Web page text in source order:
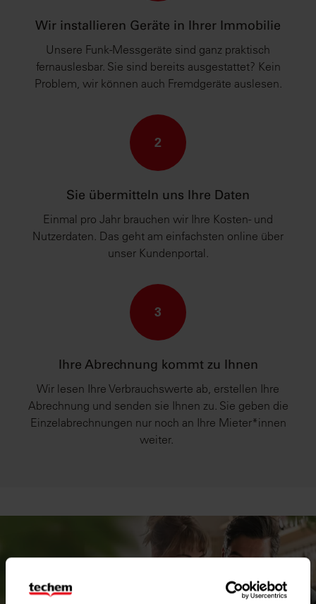
Wir installieren Geräte in Ihrer Immobilie
Unsere Funk-Messgeräte sind ganz praktisch
fernauslesbar. Sie sind bereits ausgestattet? Kein
Problem, wir können auch Fremdgeräte auslesen.
2
Sie übermitteln uns Ihre Daten
Einmal pro Jahr brauchen wir Ihre Kosten- und
Nutzerdaten. Das geht am einfachsten online über
unser Kundenportal.
3
Ihre Abrechnung kommt zu Ihnen
Wir lesen Ihre Verbrauchswerte ab, erstellen Ihre
Abrechnung und senden sie Ihnen zu. Sie geben die
Einzelabrechnungen nur noch an Ihre Mieter*innen
weiter.